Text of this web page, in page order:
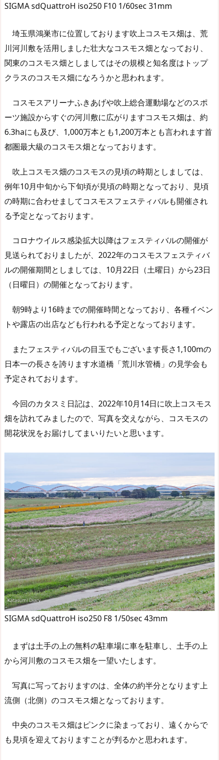
SIGMA sdQuattroH iso250 F10 1/60sec 31mm
埼玉県鴻巣市に位置しております吹上コスモス畑は、荒
川河川敷を活用しました壮大なコスモス畑となっており、
関東のコスモス畑としましてはその規模と知名度はトップ
クラスのコスモス畑になろうかと思われます。
コスモスアリーナふきあげや吹上総合運動場などのスポ
ーツ施設からすぐの河川敷に広がりますコスモス畑は、約
6.3haにも及び、1,000万本とも1,200万本とも言われます首
都圏最大級のコスモス畑となっております。
吹上コスモス畑のコスモスの見頃の時期としましては、
例年10月中旬から下旬頃が見頃の時期となっており、見頃
の時期に合わせましてコスモスフェスティバルも開催され
る予定となっております。
コロナウイルス感染拡大以降はフェスティバルの開催が
見送られておりましたが、2022年のコスモスフェスティバ
ルの開催期間としましては、10月22日（土曜日）から23日
（日曜日）の開催となっております。
朝9時より16時までの開催時間となっており、各種イベン
トや露店の出店なども行われる予定となっております。
またフェスティバルの目玉でもございます長さ1,100mの
日本一の長さを誇ります水道橋「荒川水管橋」の見学会も
予定されております。
今回のカタスミ日記は、2022年10月14日に吹上コスモス
畑を訪れてみましたので、写真を交えながら、コスモスの
開花状況をお届けしてまいりたいと思います。
SIGMA sdQuattroH iso250 F8 1/50sec 43mm
まずは土手の上の無料の駐車場に車を駐車し、土手の上
から河川敷のコスモス畑を一望いたします。
写真に写っておりますのは、全体の約半分となります上
流側（北側）のコスモス畑となっております。
中央のコスモス畑はピンクに染まっており、遠くからで
も見頃を迎えておりますことが判るかと思われます。